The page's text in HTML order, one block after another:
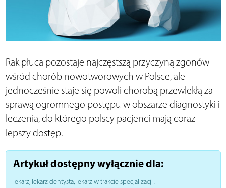
Rak płuca pozostaje najczęstszą przyczyną zgonów
wśród chorób nowotworowych w Polsce, ale
jednocześnie staje się powoli chorobą przewlekłą za
sprawą ogromnego postępu w obszarze diagnostyki i
leczenia, do którego polscy pacjenci mają coraz
lepszy dostęp.
Artykuł dostępny wyłącznie dla:
lekarz, lekarz dentysta, lekarz w trakcie specjalizacji .